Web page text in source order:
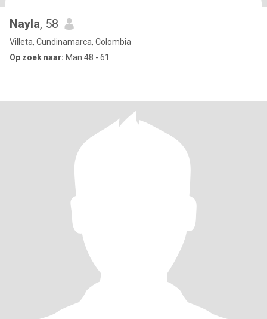
Nayla, 58
Villeta, Cundinamarca, Colombia
Op zoek naar: Man 48 - 61